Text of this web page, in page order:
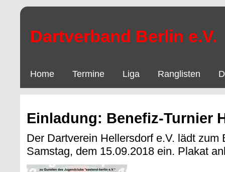
Dartverband Berlin e.V.
Home Termine Liga Ranglisten
Einladung: Benefiz-Turnier
Der Dartverein Hellersdorf e.V. lädt zum
Samstag, dem 15.09.2018 ein. Plakat